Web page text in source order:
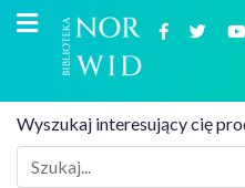
Wyszukaj interesujący cię